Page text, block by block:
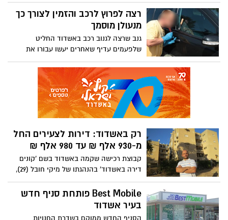
הכלכלה והדתות נפתלי בנט
רצה לפרוץ לרכב והזמין לצורך כך
מנעולן מוסמך
גנב שרצה לגנוב רכב באשדוד החליט
שלפעמים עדיף שאחרים יעשו עבורו את
העבודה המלוכלכת. הוא בחר רכב בקפידה
והזמין למקום מנעולנים שיפרצו עבורו. אלה
הבחינו בהתנהגותו המשונה ומיהרו להזעיק
את המשטרה
רק באשדוד: דירות לצעירים החל
מ-930 אלף ₪ עד 980 אלף ₪
קבוצת רכישה שקמה באשדוד בשם 'קונים
דירה באשדוד' בהנהגתו של מיקי חובל (29),
הצליחה לעשות היום את מה שהמועמדים
למועצת העיר מבטיחים למחר- הוזלת מחירי
הדירות * פרויקט המכונה 'מתחם הצעירים
Best Mobile פותחת סניף חדש
בעיר אשדוד
הסניף החדש ממוקם בשדרת החנויות